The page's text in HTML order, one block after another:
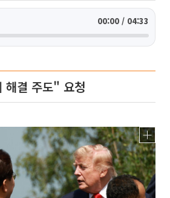
00:00 / 04:33
결 주도" 요청